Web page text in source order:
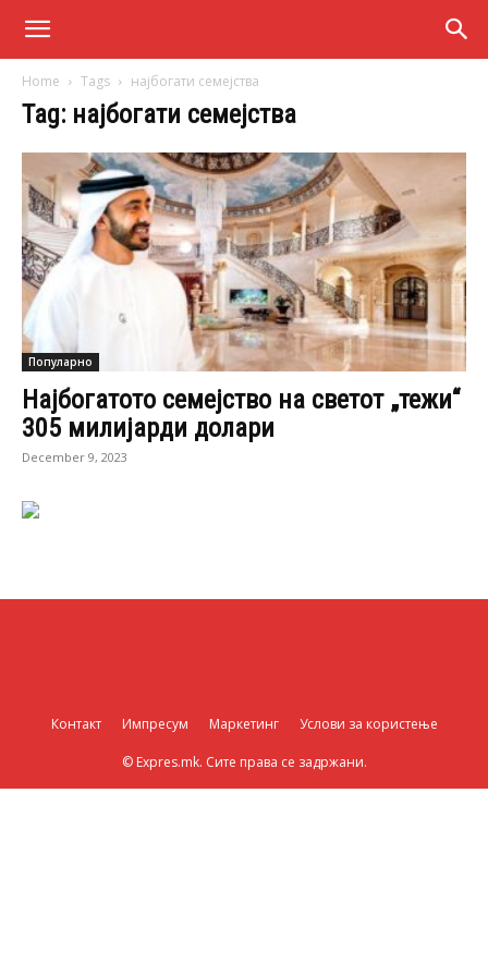
Home Tags најбогати семејства
Tag: најбогати семејства
Популарно
Најбогатото семејство на светот „тежи“
305 милијарди долари
December 9, 2023
Контакт Импресум Маркетинг Услови за користење
© Expres.mk. Сите права се задржани.